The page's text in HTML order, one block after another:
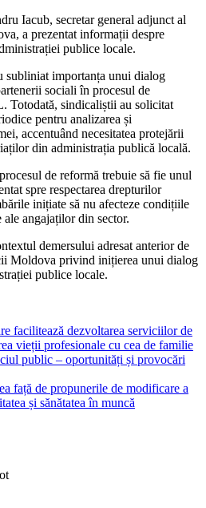
Iacub, secretar general adjunct al
a prezentat informații despre
publice locale.
subliniat importanța unui dialog
sociali în procesul de
Totodată, sindicaliștii au solicitat
pentru analizarea și
accentuând necesitatea protejării
din administrația publică locală.
de reformă trebuie să fie unul
spre respectarea drepturilor
inițiate să nu afecteze condițiile
angajaților din sector.
demersului adresat anterior de
Moldova privind inițierea unui dialog
publice locale.
facilitează dezvoltarea serviciilor de
vieții profesionale cu cea de familie
public – oportunități și provocări
față de propunerile de modificare a
și sănătatea în muncă